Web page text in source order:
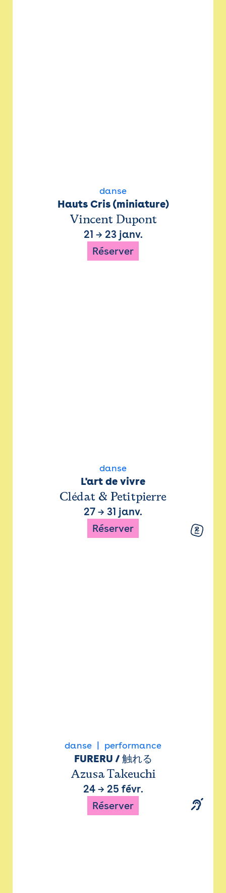
danse
Hauts Cris (miniature)
Vincent Dupont
21 → 23 janv.
Réserver
danse
L'art de vivre
Clédat & Petitpierre
27 → 31 janv.
Réserver
danse performance
FURERU / 触れる
Azusa Takeuchi
24→ 25 févr.
Réserver